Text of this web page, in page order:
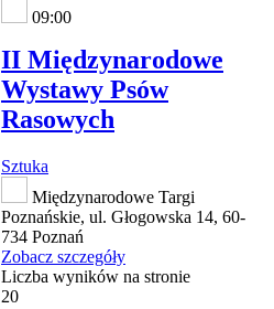
09:00
II Międzynarodowe
Wystawy Psów
Rasowych
Sztuka
Międzynarodowe Targi
Poznańskie, ul. Głogowska 14, 60-
734 Poznań
Zobacz szczegóły
Liczba wyników na stronie
20